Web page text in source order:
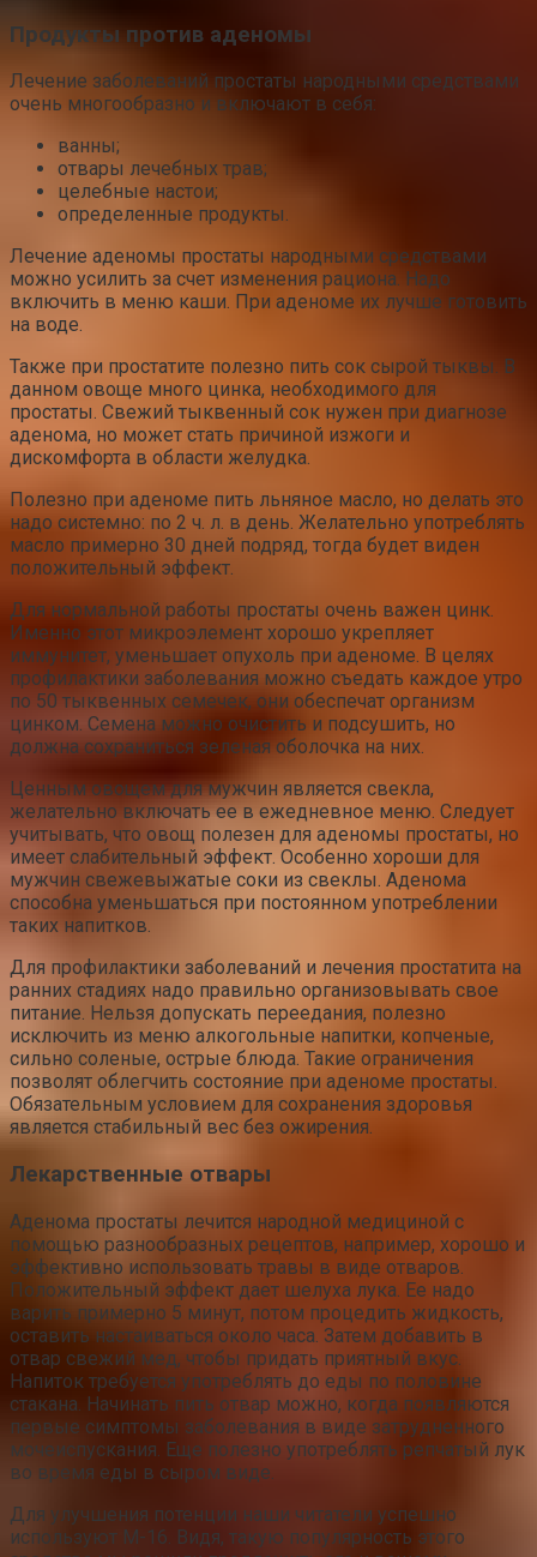
Продукты против аденомы
Лечение заболеваний простаты народными средствами
очень многообразно и включают в себя:
ванны;
отвары лечебных трав;
целебные настои;
определенные продукты.
Лечение аденомы простаты народными средствами
можно усилить за счет изменения рациона. Надо
включить в меню каши. При аденоме их лучше готовить
на воде.
Также при простатите полезно пить сок сырой тыквы. В
данном овоще много цинка, необходимого для
простаты. Свежий тыквенный сок нужен при диагнозе
аденома, но может стать причиной изжоги и
дискомфорта в области желудка.
Полезно при аденоме пить льняное масло, но делать это
надо системно: по 2 ч. л. в день. Желательно употреблять
масло примерно 30 дней подряд, тогда будет виден
положительный эффект.
Для нормальной работы простаты очень важен цинк.
Именно этот микроэлемент хорошо укрепляет
иммунитет, уменьшает опухоль при аденоме. В целях
профилактики заболевания можно съедать каждое утро
по 50 тыквенных семечек, они обеспечат организм
цинком. Семена можно очистить и подсушить, но
должна сохраниться зеленая оболочка на них.
Ценным овощем для мужчин является свекла,
желательно включать ее в ежедневное меню. Следует
учитывать, что овощ полезен для аденомы простаты, но
имеет слабительный эффект. Особенно хороши для
мужчин свежевыжатые соки из свеклы. Аденома
способна уменьшаться при постоянном употреблении
таких напитков.
Для профилактики заболеваний и лечения простатита на
ранних стадиях надо правильно организовывать свое
питание. Нельзя допускать переедания, полезно
исключить из меню алкогольные напитки, копченые,
сильно соленые, острые блюда. Такие ограничения
позволят облегчить состояние при аденоме простаты.
Обязательным условием для сохранения здоровья
является стабильный вес без ожирения.
Лекарственные отвары
Аденома простаты лечится народной медициной с
помощью разнообразных рецептов, например, хорошо и
эффективно использовать травы в виде отваров.
Положительный эффект дает шелуха лука. Ее надо
варить примерно 5 минут, потом процедить жидкость,
оставить настаиваться около часа. Затем добавить в
отвар свежий мед, чтобы придать приятный вкус.
Напиток требуется употреблять до еды по половине
стакана. Начинать пить отвар можно, когда появляются
первые симптомы заболевания в виде затрудненного
мочеиспускания. Еще полезно употреблять репчатый лук
во время еды в сыром виде.
Для улучшения потенции наши читатели успешно
используют M-16. Видя, такую популярность этого